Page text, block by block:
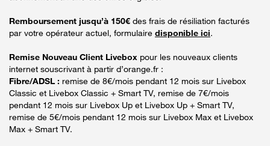
Remboursement jusqu’à 150€ des frais de résiliation facturés
par votre opérateur actuel, formulaire disponible ici.
Remise Nouveau Client Livebox pour les nouveaux clients
internet souscrivant à partir d’orange.fr :
Fibre/ADSL : remise de 8€/mois pendant 12 mois sur Livebox
Classic et Livebox Classic + Smart TV, remise de 7€/mois
pendant 12 mois sur Livebox Up et Livebox Up + Smart TV,
remise de 5€/mois pendant 12 mois sur Livebox Max et Livebox
Max + Smart TV.